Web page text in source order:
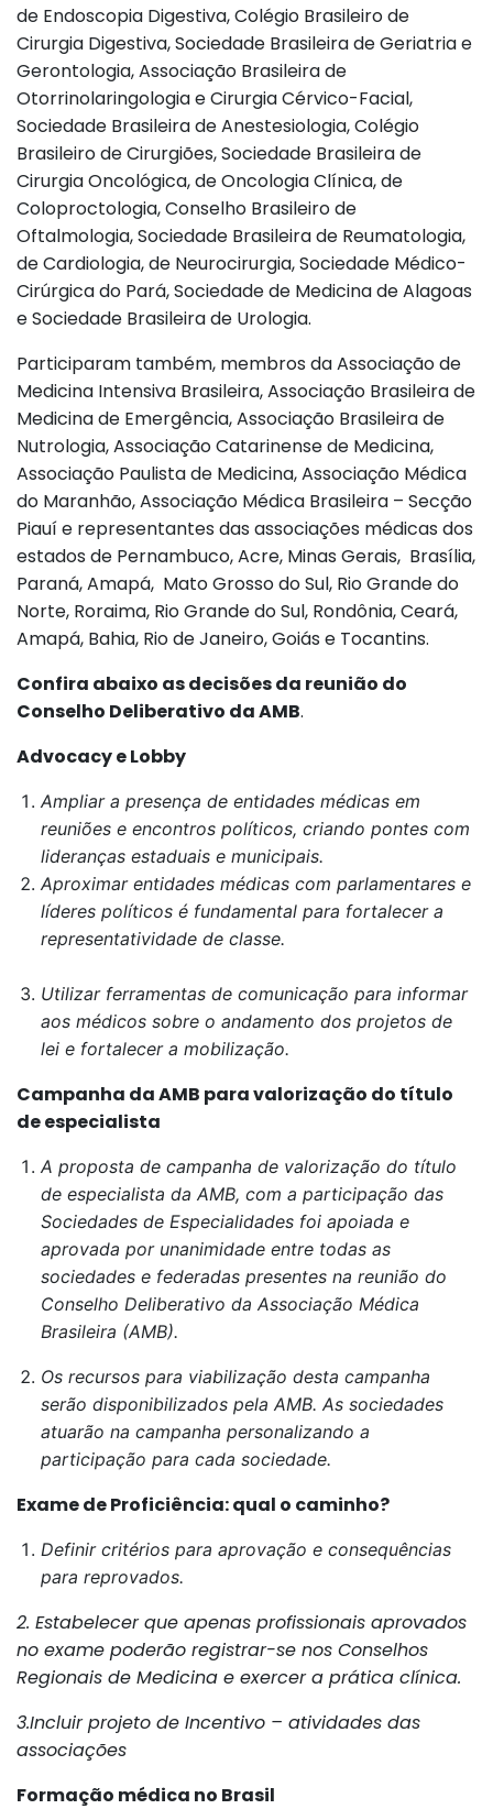
de Endoscopia Digestiva, Colégio Brasileiro de
Cirurgia Digestiva, Sociedade Brasileira de Geriatria e
Gerontologia, Associação Brasileira de
Otorrinolaringologia e Cirurgia Cérvico-Facial,
Sociedade Brasileira de Anestesiologia, Colégio
Brasileiro de Cirurgiões, Sociedade Brasileira de
Cirurgia Oncológica, de Oncologia Clínica, de
Coloproctologia, Conselho Brasileiro de
Oftalmologia, Sociedade Brasileira de Reumatologia,
de Cardiologia, de Neurocirurgia, Sociedade Médico-
Cirúrgica do Pará, Sociedade de Medicina de Alagoas
e Sociedade Brasileira de Urologia.
Participaram também, membros da Associação de
Medicina Intensiva Brasileira, Associação Brasileira de
Medicina de Emergência, Associação Brasileira de
Nutrologia, Associação Catarinense de Medicina,
Associação Paulista de Medicina, Associação Médica
do Maranhão, Associação Médica Brasileira – Secção
Piauí e representantes das associações médicas dos
estados de Pernambuco, Acre, Minas Gerais, Brasília,
Paraná, Amapá, Mato Grosso do Sul, Rio Grande do
Norte, Roraima, Rio Grande do Sul, Rondônia, Ceará,
Amapá, Bahia, Rio de Janeiro, Goiás e Tocantins.
Confira abaixo as decisões da reunião do
Conselho Deliberativo da AMB.
Advocacy e Lobby
Ampliar a presença de entidades médicas em
reuniões e encontros políticos, criando pontes com
lideranças estaduais e municipais.
Aproximar entidades médicas com parlamentares e
líderes políticos é fundamental para fortalecer a
representatividade de classe.
Utilizar ferramentas de comunicação para informar
aos médicos sobre o andamento dos projetos de
lei e fortalecer a mobilização.
Campanha da AMB para valorização do título
de especialista
A proposta de campanha de valorização do título
de especialista da AMB, com a participação das
Sociedades de Especialidades foi apoiada e
aprovada por unanimidade entre todas as
sociedades e federadas presentes na reunião do
Conselho Deliberativo da Associação Médica
Brasileira (AMB).
Os recursos para viabilização desta campanha
serão disponibilizados pela AMB. As sociedades
atuarão na campanha personalizando a
participação para cada sociedade.
Exame de Proficiência: qual o caminho?
Definir critérios para aprovação e consequências
para reprovados.
2. Estabelecer que apenas profissionais aprovados
no exame poderão registrar-se nos Conselhos
Regionais de Medicina e exercer a prática clínica.
3.Incluir projeto de Incentivo – atividades das
associações
Formação médica no Brasil